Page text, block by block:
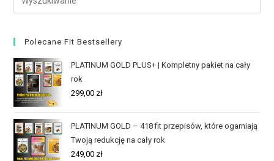
Polecane Fit Bestsellery
PLATINUM GOLD PLUS+ | Kompletny pakiet na cały
rok
299,00 zł
PLATINUM GOLD – 418 fit przepisów, które ogarniają
Twoją redukcję na cały rok
249,00 zł